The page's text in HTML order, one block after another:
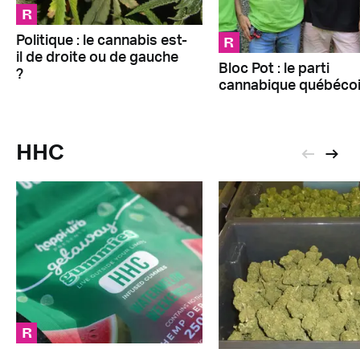
R
Politique : le cannabis est-
il de droite ou de gauche
?
R
Bloc Pot : le parti
cannabique
HHC
R